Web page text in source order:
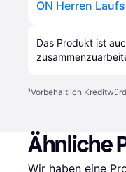
ON Herren
Das Produkt ist
¹Vorbehaltlich
Ähnliche
Wir haben eine